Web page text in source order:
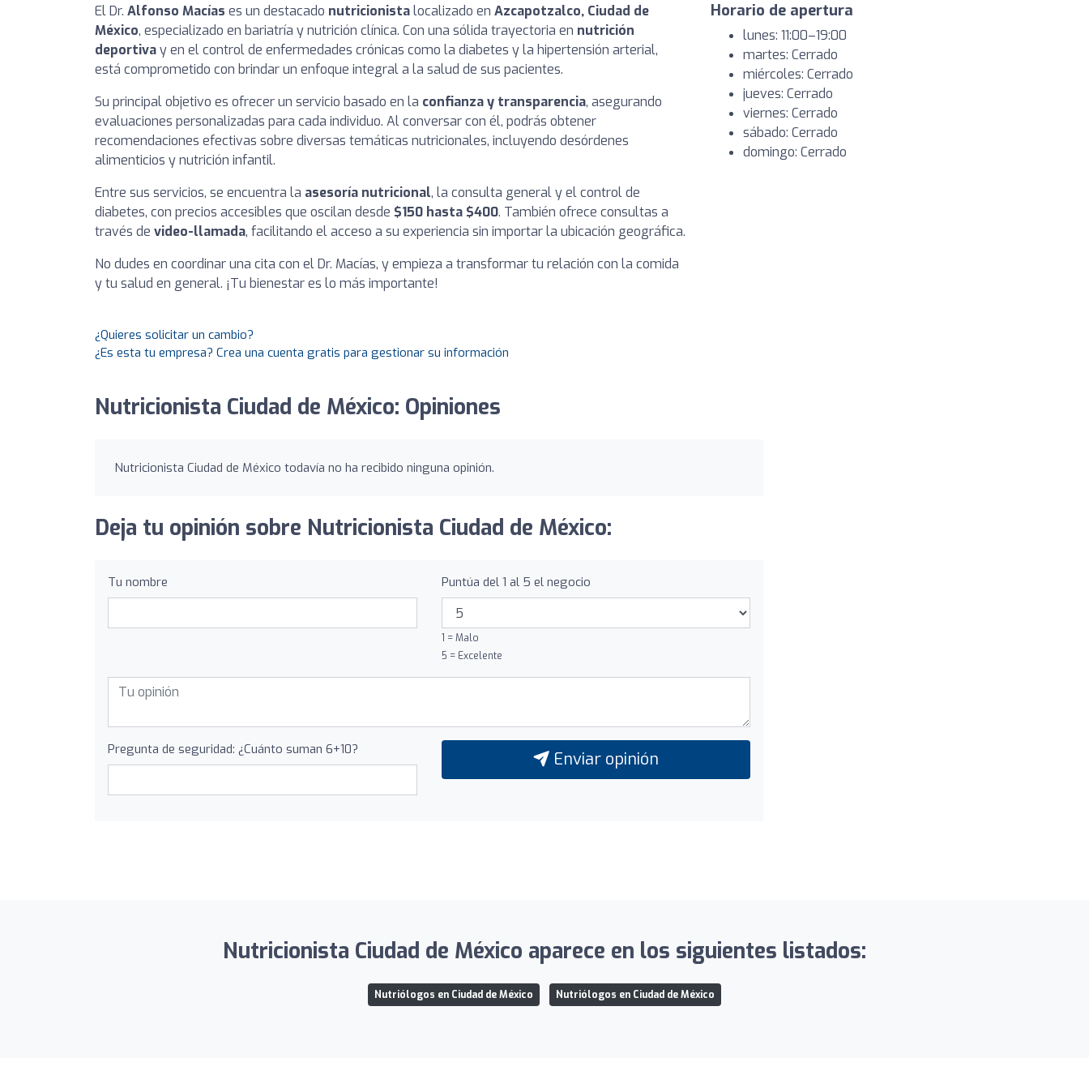
El Dr. Alfonso Macías es un destacado nutricionistalocalizado en Azcapotzalco, Ciudad de
México, especializado en bariatría y nutrición clínica. Con una sólida trayectoria en nutrición
deportivay en el control de enfermedades crónicas como la diabetes y la hipertensión arterial,
está comprometido con brindar un enfoque integral a la salud de sus pacientes.
Su principal objetivo es ofrecer un servicio basado en la confianza y transparencia, asegurando
evaluaciones personalizadas para cada individuo. Al conversar con él, podrás obtener
recomendaciones efectivas sobre diversas temáticas nutricionales, incluyendo desórdenes
alimenticios y nutrición infantil.
Entre sus servicios, se encuentra la asesoría nutricional, la consulta general y el control de
diabetes, con precios accesibles que oscilan desde $150 hasta $400. También ofrece consultas a
través de video-llamada, facilitando el acceso a su experiencia sin importar la ubicación geográfica.
No dudes en coordinar una cita con el Dr. Macías, y empieza a transformar tu relación con la comida
y tu salud en general. ¡Tu bienestar es lo más importante!
Horario de apertura
lunes: 11:00–19:00
martes: Cerrado
miércoles: Cerrado
jueves: Cerrado
viernes: Cerrado
sábado: Cerrado
domingo: Cerrado
¿Quieres solicitar un cambio?
¿Es esta tu empresa? Crea una cuenta gratis para gestionar su información
Nutricionista Ciudad de México: Opiniones
Nutricionista Ciudad de México todavía no ha recibido ninguna opinión.
Deja tu opinión sobre Nutricionista Ciudad de México:
Tu nombre Puntúa del 1 al 5 el negocio
1 = Malo
5 = Excelente
Pregunta de seguridad: ¿Cuánto suman 6+10? Enviar opinión
Nutricionista Ciudad de México aparece en los siguientes listados:
Nutriólogos en Ciudad de México Nutriólogos en Ciudad de México